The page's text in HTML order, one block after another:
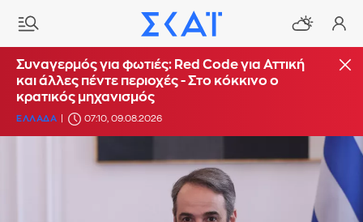
Συναγερμός για φωτιές: Red Code για Αττική
και άλλες πέντε περιοχές - Στο κόκκινο ο
κρατικός μηχανισμός
ΕΛΛΑΔΑ 07:10, 09.08.2026